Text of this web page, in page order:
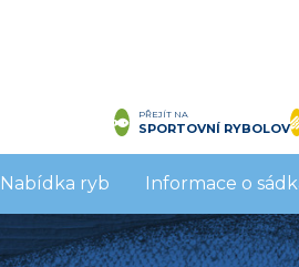
PŘEJÍT NA
SPORTOVNÍ RYBOLOV
Nabídka ryb Informace o